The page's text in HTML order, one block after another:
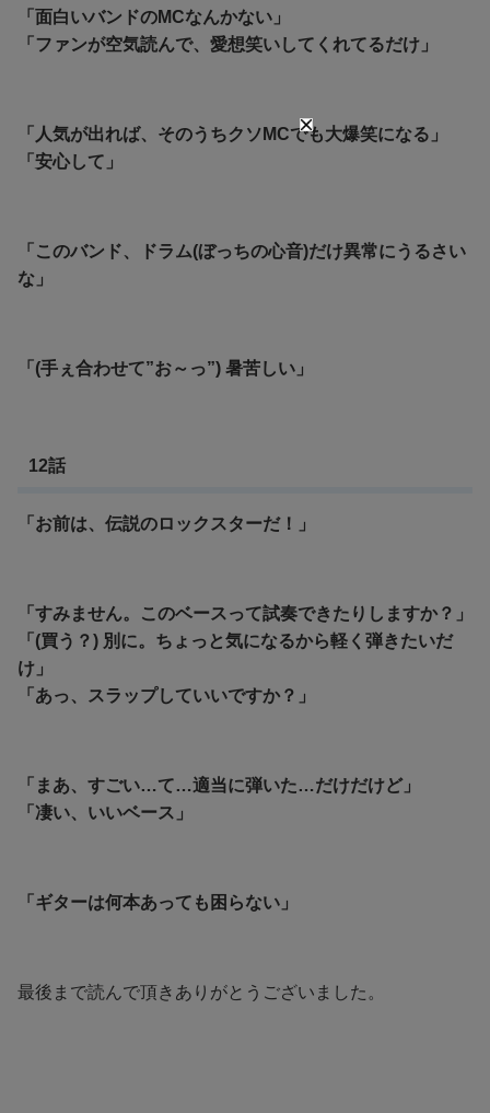
「面白いバンドのMCなんかない」
「ファンが空気読んで、愛想笑いしてくれてるだけ」
「人気が出れば、そのうちクソMCでも大爆笑になる」
「安心して」
「このバンド、ドラム(ぼっちの心音)だけ異常にうるさい
な」
「(手ぇ合わせて”お～っ”) 暑苦しい」
12話
「お前は、伝説のロックスターだ！」
「すみません。このベースって試奏できたりしますか？」
「(買う？) 別に。ちょっと気になるから軽く弾きたいだ
け」
「あっ、スラップしていいですか？」
「まあ、すごい…て…適当に弾いた…だけだけど」
「凄い、いいベース」
「ギターは何本あっても困らない」
最後まで読んで頂きありがとうございました。